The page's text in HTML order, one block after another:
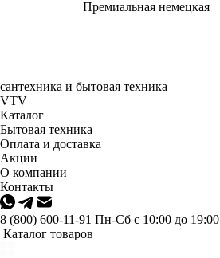
Премиальная немецкая
сантехника и бытовая техника
VTV
Каталог
Бытовая техника
Оплата и доставка
Акции
О компании
Контакты
8 (800) 600-11-91 Пн-Сб с 10:00 до 19:00
Каталог товаров